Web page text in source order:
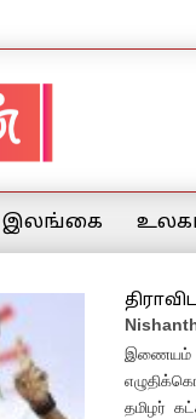
இலங்கை
இணையம்
தமிழர்